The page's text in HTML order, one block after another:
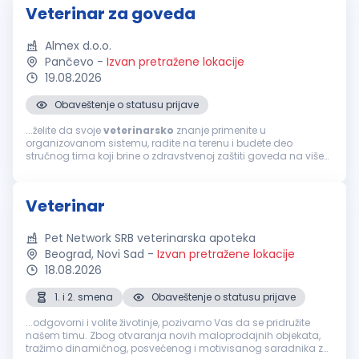
Veterinar za goveda
Almex d.o.o.
Pančevo - Izvan pretražene lokacije
19.08.2026
Obaveštenje o statusu prijave
...želite da svojeveterinarsko znanje primenite u
organizovanom sistemu, radite na terenu i budete deo
stručnog tima koji brine o zdravstvenoj zaštiti goveda na više
Veterinar
Pet Network SRB veterinarska apoteka
Beograd, Novi Sad - Izvan pretražene lokacije
18.08.2026
1. i 2. smena
Obaveštenje o statusu prijave
...odgovorni i volite životinje, pozivamo Vas da se pridružite
našem timu. Zbog otvaranja novih maloprodajnih objekata,
tražimo dinamičnog, posvećenog i motivisanog saradnika za